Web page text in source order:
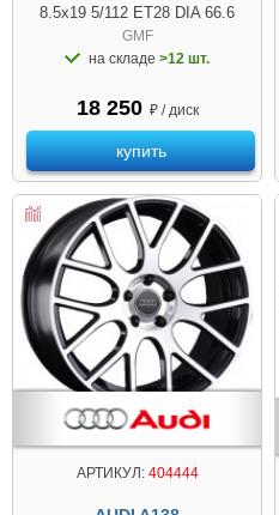
8.5x19 5/112 ET28 DIA 66.6
GMF
на складе >12 шт.
18 250 ₽ / диск
купить
АРТИКУЛ:404444